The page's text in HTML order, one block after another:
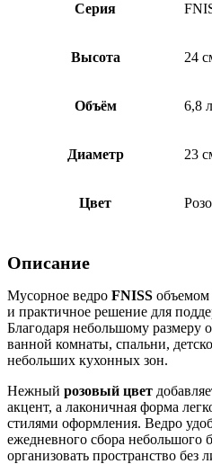
Серия
Высота 24
Объём 6,8 л
Диаметр 23
Цвет
Описание
Мусорное ведро FNISS объемом
и практичное решение для
Благодаря небольшому размеру
ванной комнаты, спальни,
небольших кухонных зон.
Нежный розовый цвет
акцент, а лаконичная форма
стилями оформления. Ведро
ежедневного сбора небольшого
организовать пространство без